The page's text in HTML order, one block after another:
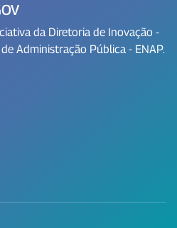
da Diretoria de Inovação -
Administração Pública - ENAP.